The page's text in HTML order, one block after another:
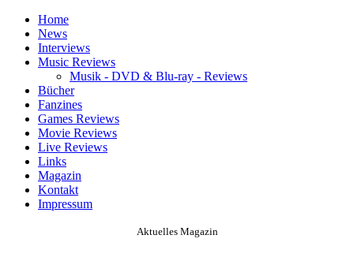
Home
News
Interviews
Music Reviews
Musik - DVD & Blu-ray - Reviews
Bücher
Fanzines
Games Reviews
Movie Reviews
Live Reviews
Links
Magazin
Kontakt
Impressum
Aktuelles Magazin